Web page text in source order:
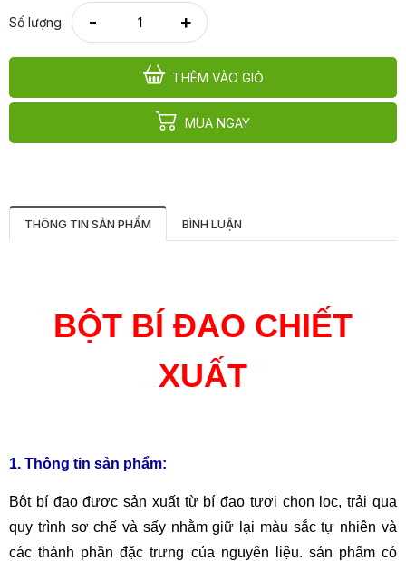
Số lượng: - +
THÊM VÀO GIỎ
MUA NGAY
THÔNG TIN SẢN PHẨM BÌNH LUẬN
BỘT BÍ ĐAO CHIẾT
XUẤT
1. Thông tin sản phẩm:
Bột bí đao được sản xuất từ bí đao tươi chọn lọc, trải qua
quy trình sơ chế và sấy nhằm giữ lại màu sắc tự nhiên và
các thành phần đặc trưng của nguyên liệu. sản phẩm có